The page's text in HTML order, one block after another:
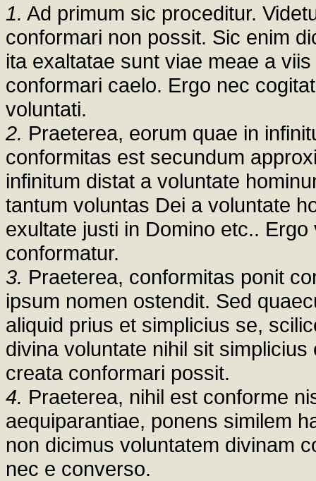
1. Ad primum sic proceditur.
conformari non possit. Sic enim
ita exaltatae sunt viae meae a
conformari caelo. Ergo nec
voluntati.
2. Praeterea, eorum quae in
conformitas est secundum
infinitum distat a voluntate
tantum voluntas Dei a voluntate
exultate justi in Domino etc..
conformatur.
3. Praeterea, conformitas ponit
ipsum nomen ostendit. Sed
aliquid prius et simplicius se,
divina voluntate nihil sit
creata conformari possit.
4. Praeterea, nihil est conforme
aequiparantiae, ponens similem
non dicimus voluntatem divinam
nec e converso.